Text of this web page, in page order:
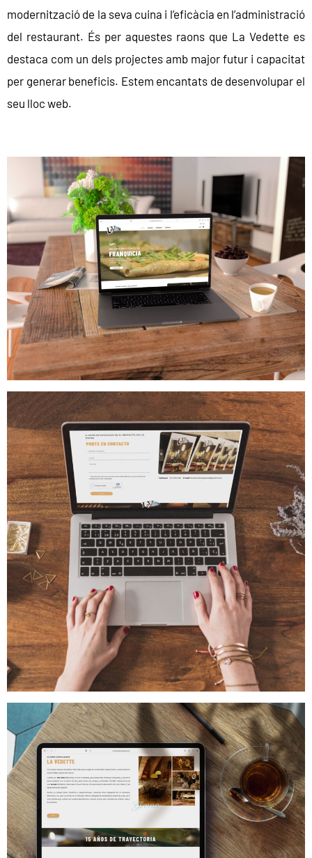
modernització de la seva cuina i l’eficàcia en l’administració
del restaurant. És per aquestes raons que La Vedette es
destaca com un dels projectes amb major futur i capacitat
per generar beneficis. Estem encantats de desenvolupar el
seu lloc web.